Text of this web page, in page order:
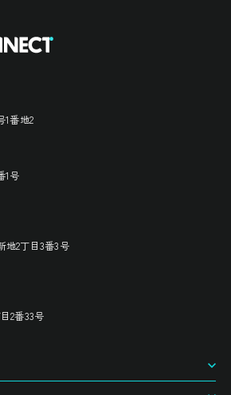
1番地2
1号
地2丁目3番3号
2番33号